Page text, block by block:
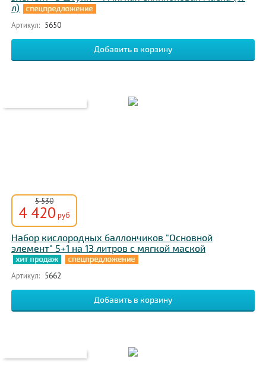
л)
Артикул: 5650
5 530
4 420 руб
Набор кислородных баллончиков "Основной
элемент" 5+1 на 13 литров с мягкой маской
Артикул: 5662